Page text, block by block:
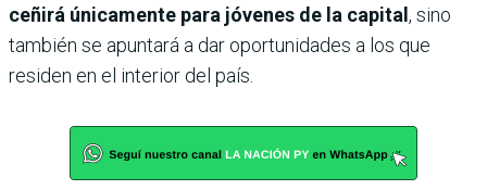
ceñirá únicamente para jóvenes de la capital, sino
también se apuntará a dar oportunidades a los que
residen en el interior del país.